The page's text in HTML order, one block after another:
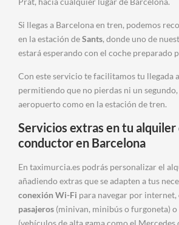
Si llegas a Barcelona en tren, podemos
en la estación deSants, donde uno de
estará esperando con el coche preparado
Con este servicio te facilitamos tu llegada
permitiendo que no pierdas ni un
aeropuerto como en la estación de tren.
Servicios extras en tu alquiler
conductor en Barcelona
En taximurcia.es podrás personalizar el
añadiendo extras que se adapten a tus
conexión Wi-Fi para navegar por internet,
pasajeros (minivan, minibús o furgoneta) o